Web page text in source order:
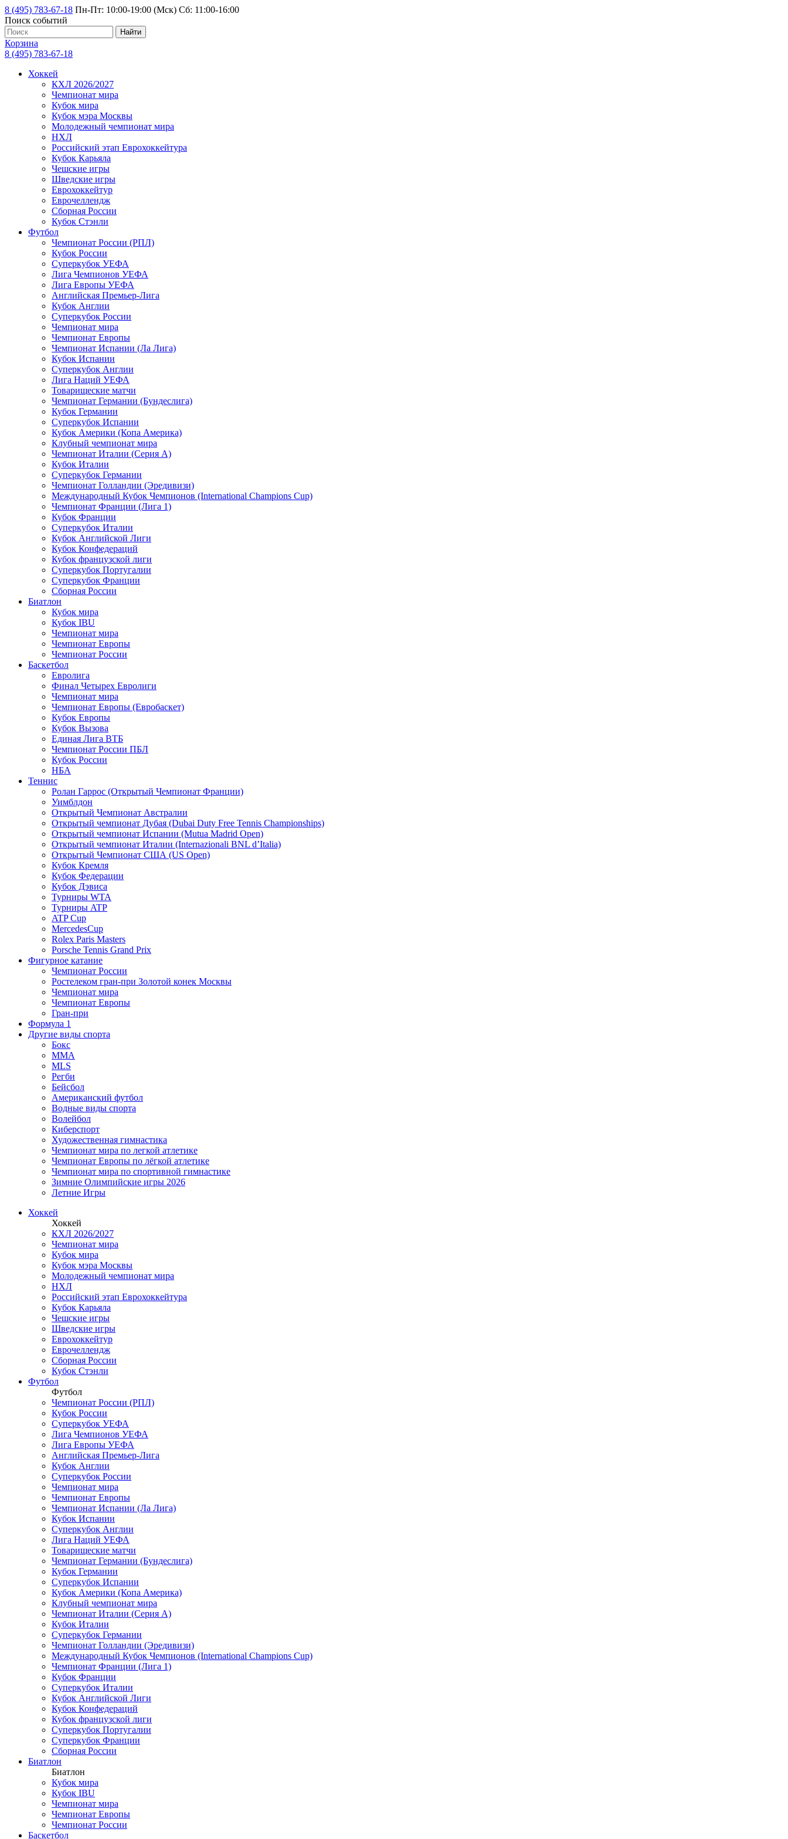
8 (495) 783-67-18 Пн-Пт: 10:00-19:00 (Мск) Сб: 11:00-16:00
Поиск событий
Найти
Корзина
8 (495) 783-67-18
Хоккей
КХЛ 2026/2027
Чемпионат мира
Кубок мира
Кубок мэра Москвы
Молодежный чемпионат мира
НХЛ
Российский этап Еврохоккейтура
Кубок Карьяла
Чешские игры
Шведские игры
Еврохоккейтур
Еврочеллендж
Сборная России
Кубок Стэнли
Футбол
Чемпионат России (РПЛ)
Кубок России
Суперкубок УЕФА
Лига Чемпионов УЕФА
Лига Европы УЕФА
Английская Премьер-Лига
Кубок Англии
Суперкубок России
Чемпионат мира
Чемпионат Европы
Чемпионат Испании (Ла Лига)
Кубок Испании
Суперкубок Англии
Лига Наций УЕФА
Товарищеские матчи
Чемпионат Германии (Бундеслига)
Кубок Германии
Суперкубок Испании
Кубок Америки (Копа Америка)
Клубный чемпионат мира
Чемпионат Италии (Серия А)
Кубок Италии
Суперкубок Германии
Чемпионат Голландии (Эредивизи)
Международный Кубок Чемпионов (International Champions Cup)
Чемпионат Франции (Лига 1)
Кубок Франции
Суперкубок Италии
Кубок Английской Лиги
Кубок Конфедераций
Кубок французской лиги
Суперкубок Португалии
Суперкубок Франции
Сборная России
Биатлон
Кубок мира
Кубок IBU
Чемпионат мира
Чемпионат Европы
Чемпионат России
Баскетбол
Евролига
Финал Четырех Евролиги
Чемпионат мира
Чемпионат Европы (Евробаскет)
Кубок Европы
Кубок Вызова
Единая Лига ВТБ
Чемпионат России ПБЛ
Кубок России
НБА
Теннис
Ролан Гаррос (Открытый Чемпионат Франции)
Уимблдон
Открытый Чемпионат Австралии
Открытый чемпионат Дубая (Dubai Duty Free Tennis Championships)
Открытый чемпионат Испании (Mutua Madrid Open)
Открытый чемпионат Италии (Internazionali BNL d’Italia)
Открытый Чемпионат США (US Open)
Кубок Кремля
Кубок Федерации
Кубок Дэвиса
Турниры WTA
Турниры ATP
ATP Cup
MercedesCup
Rolex Paris Masters
Porsche Tennis Grand Prix
Фигурное катание
Чемпионат России
Ростелеком гран-при Золотой конек Москвы
Чемпионат мира
Чемпионат Европы
Гран-при
Формула 1
Другие виды спорта
Бокс
MMA
MLS
Регби
Бейсбол
Американский футбол
Водные виды спорта
Волейбол
Киберспорт
Художественная гимнастика
Чемпионат мира по легкой атлетике
Чемпионат Европы по лёгкой атлетике
Чемпионат мира по спортивной гимнастике
Зимние Олимпийские игры 2026
Летние Игры
Хоккей
Хоккей
КХЛ 2026/2027
Чемпионат мира
Кубок мира
Кубок мэра Москвы
Молодежный чемпионат мира
НХЛ
Российский этап Еврохоккейтура
Кубок Карьяла
Чешские игры
Шведские игры
Еврохоккейтур
Еврочеллендж
Сборная России
Кубок Стэнли
Футбол
Футбол
Чемпионат России (РПЛ)
Кубок России
Суперкубок УЕФА
Лига Чемпионов УЕФА
Лига Европы УЕФА
Английская Премьер-Лига
Кубок Англии
Суперкубок России
Чемпионат мира
Чемпионат Европы
Чемпионат Испании (Ла Лига)
Кубок Испании
Суперкубок Англии
Лига Наций УЕФА
Товарищеские матчи
Чемпионат Германии (Бундеслига)
Кубок Германии
Суперкубок Испании
Кубок Америки (Копа Америка)
Клубный чемпионат мира
Чемпионат Италии (Серия А)
Кубок Италии
Суперкубок Германии
Чемпионат Голландии (Эредивизи)
Международный Кубок Чемпионов (International Champions Cup)
Чемпионат Франции (Лига 1)
Кубок Франции
Суперкубок Италии
Кубок Английской Лиги
Кубок Конфедераций
Кубок французской лиги
Суперкубок Португалии
Суперкубок Франции
Сборная России
Биатлон
Биатлон
Кубок мира
Кубок IBU
Чемпионат мира
Чемпионат Европы
Чемпионат России
Баскетбол